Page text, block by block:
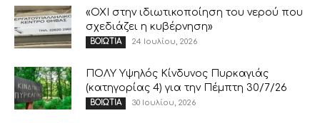
«ΟΧΙ στην ιδιωτικοποίηση του νερού που
σχεδιάζει η κυβέρνηση»
ΒΟΙΩΤΙΑ 24 Ιουλίου, 2026
ΠΟΛΥ Υψηλός Κίνδυνος Πυρκαγιάς
(κατηγορίας 4) για την Πέμπτη 30/7/26
ΒΟΙΩΤΙΑ 30 Ιουλίου, 2026